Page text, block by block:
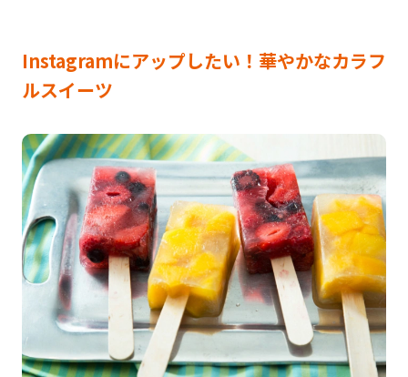
Instagramにアップしたい！華やかなカラフ
ルスイーツ